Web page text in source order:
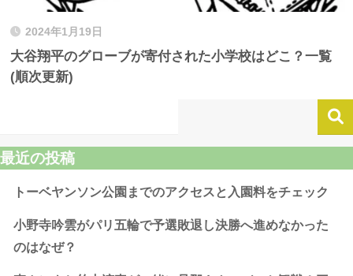
2024年1月19日
大谷翔平のグローブが寄付された小学校はどこ？一覧
(順次更新)
最近の投稿
トーベヤンソン公園までのアクセスと入園料をチェック
小野寺吟雲がパリ五輪で予選敗退し決勝へ進めなかった
のはなぜ？